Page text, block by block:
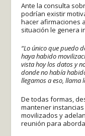
Ante la consulta
podrían existir
hacer afirmaciones
situación le genera
“Lo único que puedo
haya habido
vista hoy los datos y
donde no había
llegamos a eso, llama
De todas formas,
mantener
movilizados y
reunión para